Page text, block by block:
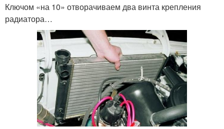
Ключом «на 10» отворачиваем два винта крепления
радиатора…